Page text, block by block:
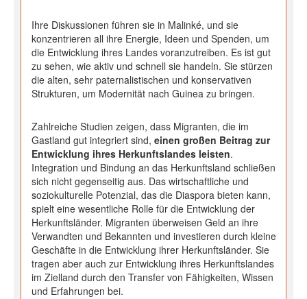
Ihre Diskussionen führen sie in Malinké, und sie
konzentrieren all ihre Energie, Ideen und Spenden, um
die Entwicklung ihres Landes voranzutreiben. Es ist gut
zu sehen, wie aktiv und schnell sie handeln. Sie stürzen
die alten, sehr paternalistischen und konservativen
Strukturen, um Modernität nach Guinea zu bringen.
Zahlreiche Studien zeigen, dass Migranten, die im
Gastland gut integriert sind, einen großen Beitrag zur
Entwicklung ihres Herkunftslandes leisten.
Integration und Bindung an das Herkunftsland schließen
sich nicht gegenseitig aus. Das wirtschaftliche und
soziokulturelle Potenzial, das die Diaspora bieten kann,
spielt eine wesentliche Rolle für die Entwicklung der
Herkunftsländer. Migranten überweisen Geld an ihre
Verwandten und Bekannten und investieren durch kleine
Geschäfte in die Entwicklung ihrer Herkunftsländer. Sie
tragen aber auch zur Entwicklung ihres Herkunftslandes
im Zielland durch den Transfer von Fähigkeiten, Wissen
und Erfahrungen bei.